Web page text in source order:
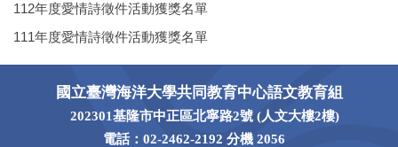
112年度愛情詩徵件活動獲獎名單
111年度愛情詩徵件活動獲獎名單
國立臺灣海洋大學共同教育中心語文教育組
202301基隆市中正區北寧路2號 (人文大樓2樓)
電話：02-2462-2192 分機 2056